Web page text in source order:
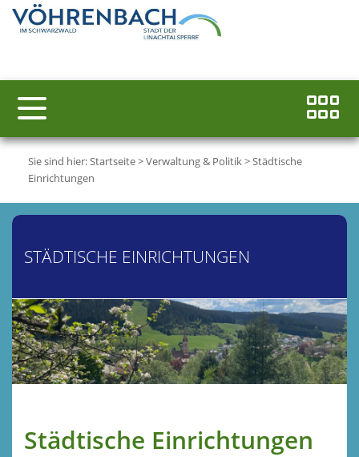
Sie sind hier:Startseite>Verwaltung & Politik>Städtische
Einrichtungen
STÄDTISCHE EINRICHTUNGEN
Städtische Einrichtungen